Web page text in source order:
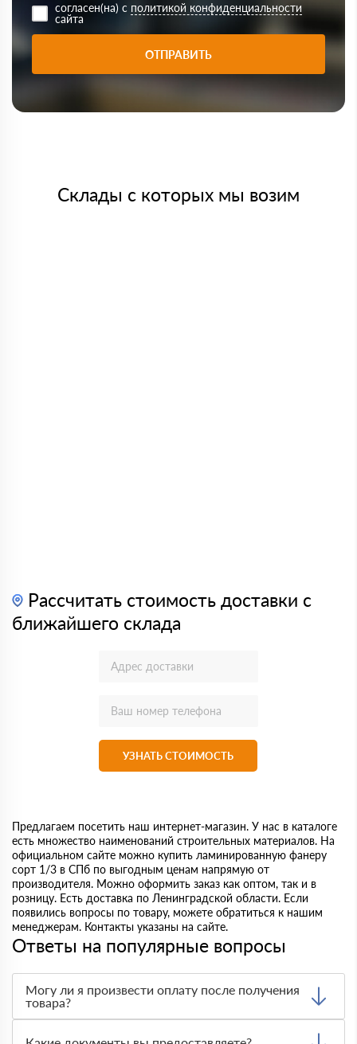
согласен(на) с политикой конфиденциальности
сайта
ОТПРАВИТЬ
Склады с которых мы возим
Рассчитать стоимость доставки с
ближайшего склада
УЗНАТЬ СТОИМОСТЬ
Предлагаем посетить наш интернет-магазин. У нас в каталоге
есть множество наименований строительных материалов. На
официальном сайте можно купить ламинированную фанеру
сорт 1/3 в СПб по выгодным ценам напрямую от
производителя. Можно оформить заказ как оптом, так и в
розницу. Есть доставка по Ленинградской области. Если
появились вопросы по товару, можете обратиться к нашим
менеджерам. Контакты указаны на сайте.
Ответы на популярные вопросы
Могу ли я произвести оплату после получения
товара?
Тем не менее, если качество полученных вами товаров